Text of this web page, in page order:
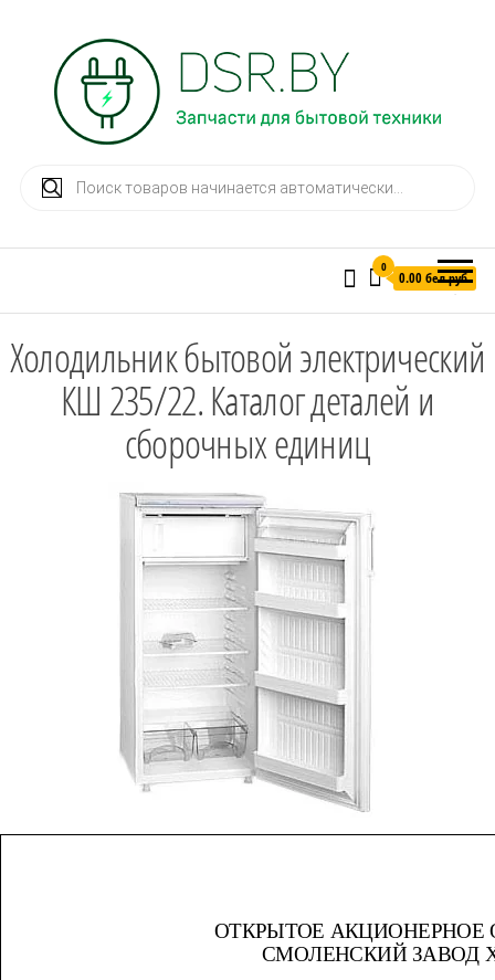
Запчасти для бытовой техники
Поиск товаров
0
0.00 бел.руб.
Холодильник бытовой электрический
КШ 235/22. Каталог деталей и
сборочных единиц
ОТКРЫТОЕ
АКЦИОНЕРНОЕ
СМОЛЕНСКИЙ
ЗАВОД